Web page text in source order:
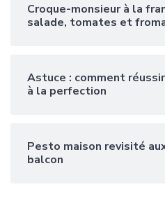
Croque-monsieur à la
salade, tomates et
Astuce : comment
à la perfection
Pesto maison revisité
balcon